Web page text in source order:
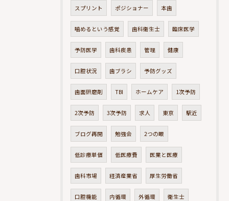
スプリント ポジショナー 本歯
噛めるという感覚 歯科衛生士 臨床医学
予防医学 歯科疾患 管理 健康
口腔状況 歯ブラシ 予防グッズ
歯面研磨剤 TBI ホームケア 1次予防
2次予防 3次予防 求人 東京 駅近
ブログ再開 勉強会 2つの眼
低診療単価 低医療費 医業と医療
歯科市場 経済産業省 厚生労働省
口腔機能 内循環 外循環 衛生士